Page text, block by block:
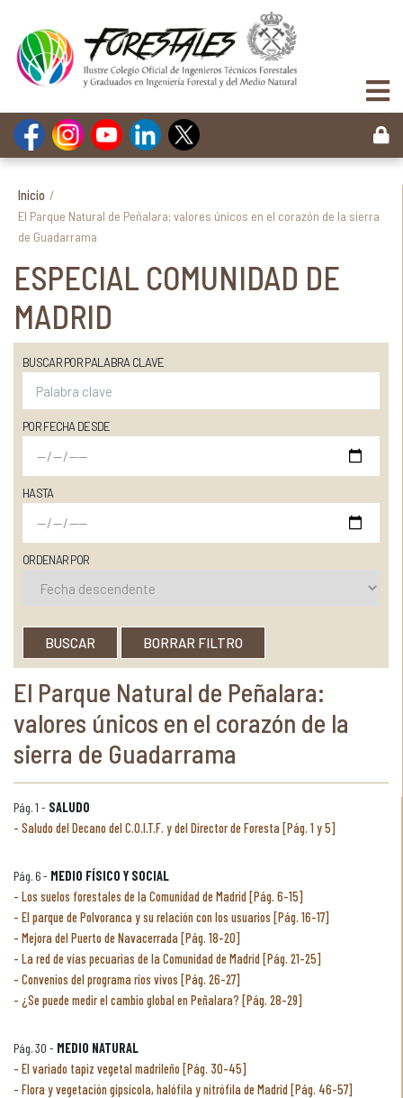
Inicio /
El Parque Natural de Peñalara: valores únicos en el corazón de la sierra
de Guadarrama
ESPECIAL COMUNIDAD DE
MADRID
BUSCAR POR PALABRA CLAVE
POR FECHA DESDE
HASTA
ORDENAR POR
BUSCAR BORRAR FILTRO
El Parque Natural de Peñalara:
valores únicos en el corazón de la
sierra de Guadarrama
Pág. 1 - SALUDO
Saludo del Decano del C.O.I.T.F. y del Director de Foresta [Pág. 1 y 5]
Pág. 6 - MEDIO FÍSICO Y SOCIAL
Los suelos forestales de la Comunidad de Madrid [Pág. 6-15]
El parque de Polvoranca y su relación con los usuarios [Pág. 16-17]
Mejora del Puerto de Navacerrada [Pág. 18-20]
La red de vías pecuarias de la Comunidad de Madrid [Pág. 21-25]
Convenios del programa ríos vivos [Pág. 26-27]
¿Se puede medir el cambio global en Peñalara? [Pág. 28-29]
Pág. 30 - MEDIO NATURAL
El variado tapiz vegetal madrileño [Pág. 30-45]
Flora y vegetación gipsícola, halófila y nitrófila de Madrid [Pág. 46-57]